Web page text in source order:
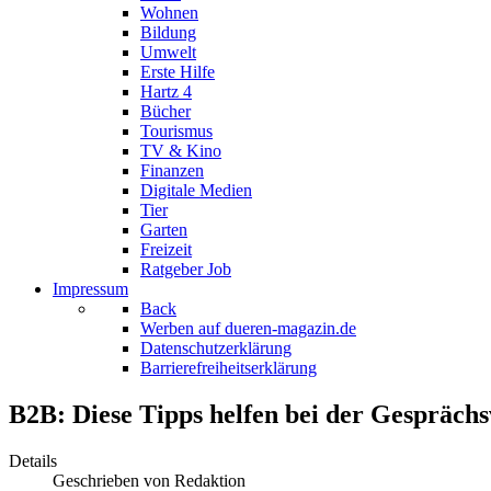
Wohnen
Bildung
Umwelt
Erste Hilfe
Hartz 4
Bücher
Tourismus
TV & Kino
Finanzen
Digitale Medien
Tier
Garten
Freizeit
Ratgeber Job
Impressum
Back
Werben auf dueren-magazin.de
Datenschutzerklärung
Barrierefreiheitserklärung
B2B: Diese Tipps helfen bei der
Details
Geschrieben von Redaktion